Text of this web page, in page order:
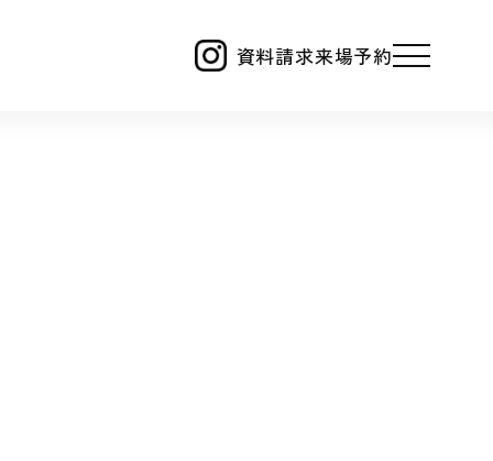
資料請求来場予約